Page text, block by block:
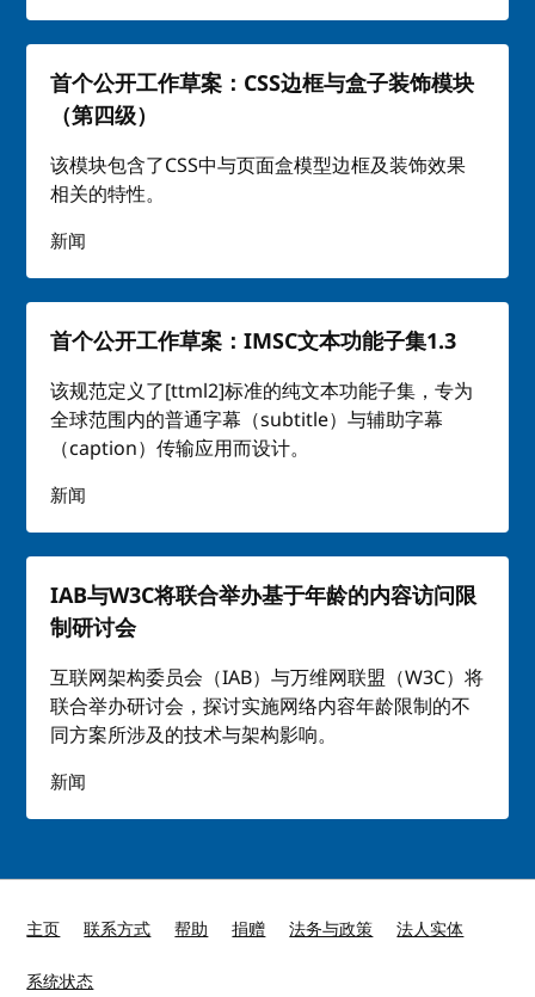
首个公开工作草案：CSS边框与盒子装饰模块
（第四级）
该模块包含了CSS中与页面盒模型边框及装饰效果
相关的特性。
新闻
首个公开工作草案：IMSC文本功能子集1.3
该规范定义了[ttml2]标准的纯文本功能子集，专为
全球范围内的普通字幕（subtitle）与辅助字幕
（caption）传输应用而设计。
新闻
IAB与W3C将联合举办基于年龄的内容访问限
制研讨会
互联网架构委员会（IAB）与万维网联盟（W3C）将
联合举办研讨会，探讨实施网络内容年龄限制的不
同方案所涉及的技术与架构影响。
新闻
主页 联系方式 帮助 捐赠 法务与政策 法人实体
系统状态